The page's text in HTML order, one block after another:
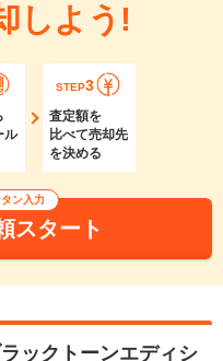
しよう!
ル
STEP3
査定額を
比べて売却先
を決める
ン入力
スタート
ックトーンエディシ